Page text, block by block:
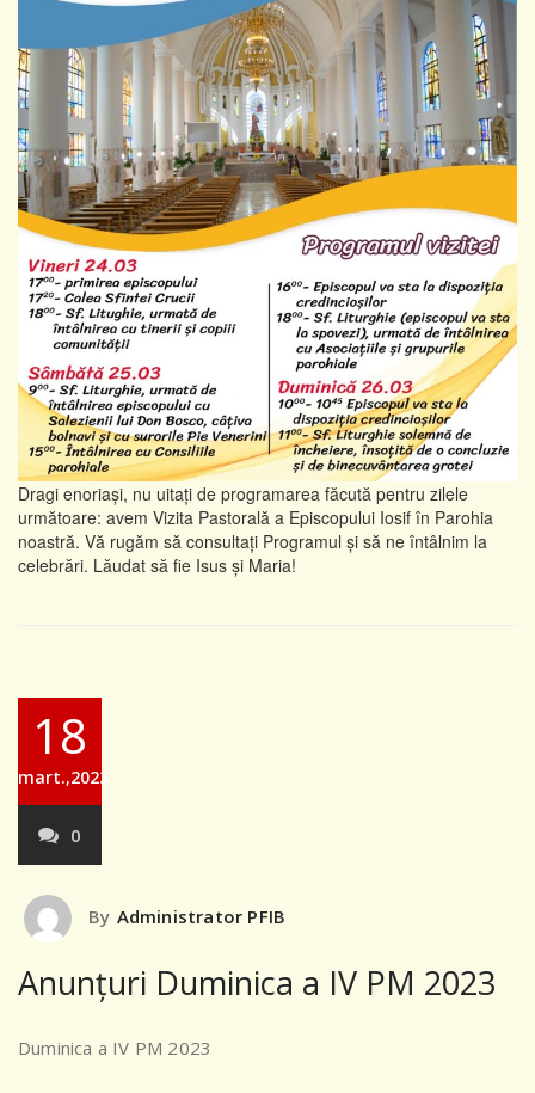
Dragi enoriași, nu uitați de programarea făcută pentru zilele
următoare: avem Vizita Pastorală a Episcopului Iosif în Parohia
noastră. Vă rugăm să consultați Programul și să ne întâlnim la
celebrări. Lăudat să fie Isus și Maria!
18
mart.,2023
0
By Administrator PFIB
Anunțuri Duminica a IV PM 2023
Duminica a IV PM 2023